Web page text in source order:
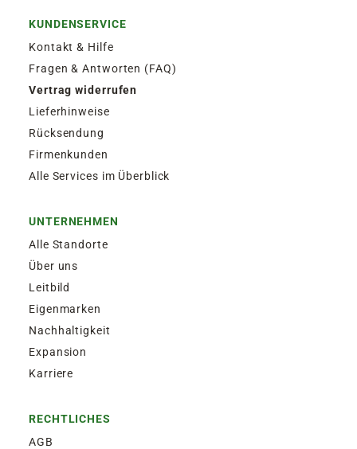
KUNDENSERVICE
Kontakt & Hilfe
Fragen & Antworten (FAQ)
Vertrag widerrufen
Lieferhinweise
Rücksendung
Firmenkunden
Alle Services im Überblick
UNTERNEHMEN
Alle Standorte
Über uns
Leitbild
Eigenmarken
Nachhaltigkeit
Expansion
Karriere
RECHTLICHES
AGB